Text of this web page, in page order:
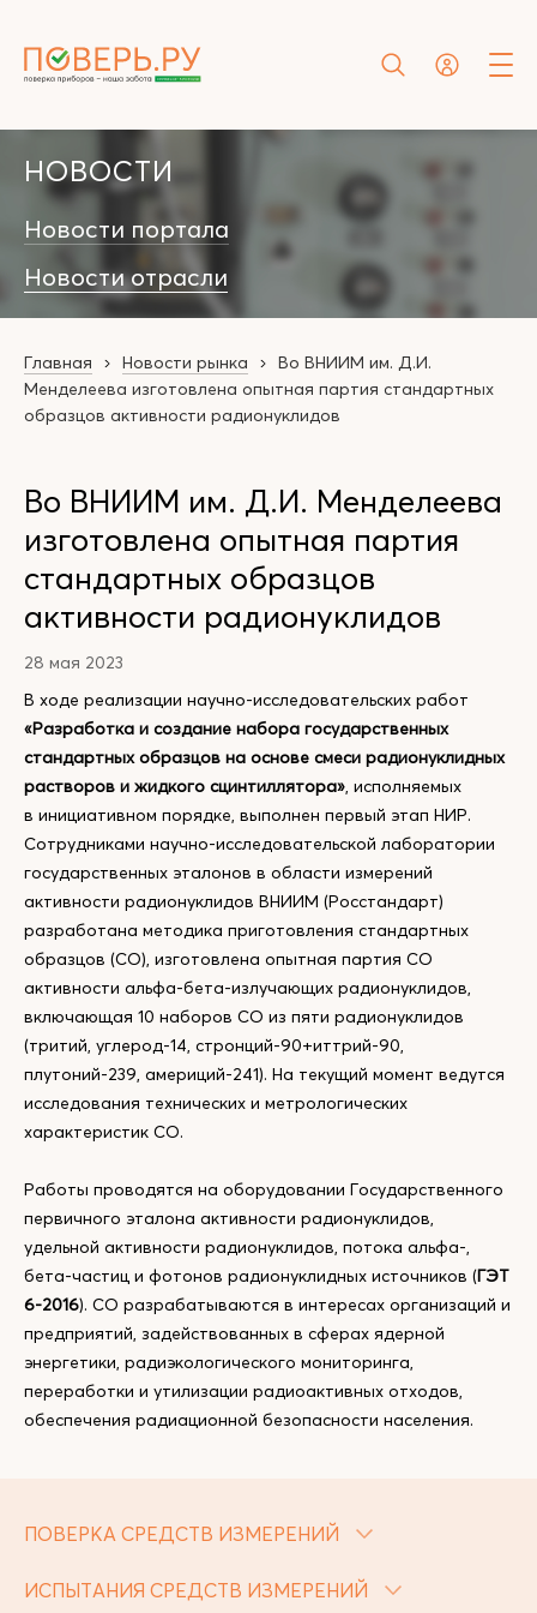
НОВОСТИ
Новости портала
Новости отрасли
Главная Новости рынка
Во ВНИИМ им. Д.И.
Менделеева изготовлена опытная партия стандартных
образцов активности радионуклидов
Во ВНИИМ им. Д.И. Менделеева
изготовлена опытная партия
стандартных образцов
активности радионуклидов
28 мая 2023
В ходе реализации научно-исследовательских работ
«Разработка и создание набора государственных
стандартных образцов на основе смеси радионуклидных
растворов и жидкого сцинтиллятора», исполняемых
в инициативном порядке, выполнен первый этап НИР.
Сотрудниками научно-исследовательской лаборатории
государственных эталонов в области измерений
активности радионуклидов ВНИИМ (Росстандарт)
разработана методика приготовления стандартных
образцов (СО), изготовлена опытная партия СО
активности альфа-бета-излучающих радионуклидов,
включающая 10 наборов СО из пяти радионуклидов
(тритий, углерод-14, стронций-90+иттрий-90,
плутоний-239, америций-241). На текущий момент ведутся
исследования технических и метрологических
характеристик СО.
Работы проводятся на оборудовании Государственного
первичного эталона активности радионуклидов,
удельной активности радионуклидов, потока альфа-,
бета-частиц и фотонов радионуклидных источников (ГЭТ
6-2016). СО разрабатываются в интересах организаций и
предприятий, задействованных в сферах ядерной
энергетики, радиэкологического мониторинга,
переработки и утилизации радиоактивных отходов,
обеспечения радиационной безопасности населения.
ПОВЕРКА СРЕДСТВ ИЗМЕРЕНИЙ
ИСПЫТАНИЯ СРЕДСТВ ИЗМЕРЕНИЙ